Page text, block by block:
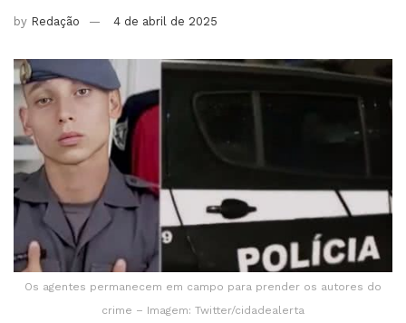
by Redação 4 de abril de 2025
Os agentes permanecem em campo para prender os autores do
crime – Imagem: Twitter/cidadealerta